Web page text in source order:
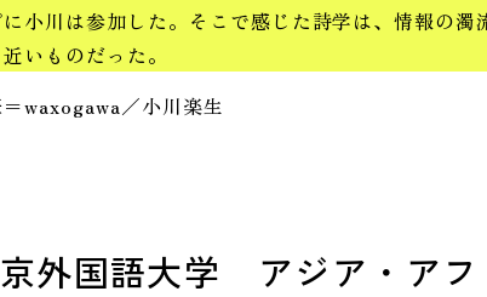
に小川は参加した。そこで感じた詩学は、情報の
いものだった。
waxogawa／小川楽生
外国語大学 アジア・アフ